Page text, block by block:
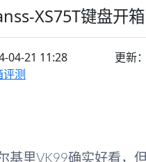
XS75T键盘开箱
04-21 11:28
更新
评测
基里VK99确实好看，